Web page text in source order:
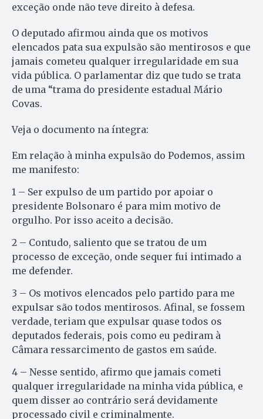
exceção onde não teve direito à defesa.
O deputado afirmou ainda que os motivos
elencados pata sua expulsão são mentirosos e que
jamais cometeu qualquer irregularidade em sua
vida pública. O parlamentar diz que tudo se trata
de uma “trama do presidente estadual Mário
Covas.
Veja o documento na íntegra:
Em relação à minha expulsão do Podemos, assim
me manifesto:
1 – Ser expulso de um partido por apoiar o
presidente Bolsonaro é para mim motivo de
orgulho. Por isso aceito a decisão.
2 – Contudo, saliento que se tratou de um
processo de exceção, onde sequer fui intimado a
me defender.
3 – Os motivos elencados pelo partido para me
expulsar são todos mentirosos. Afinal, se fossem
verdade, teriam que expulsar quase todos os
deputados federais, pois como eu pediram à
Câmara ressarcimento de gastos em saúde.
4 – Nesse sentido, afirmo que jamais cometi
qualquer irregularidade na minha vida pública, e
quem disser ao contrário será devidamente
processado civil e criminalmente.